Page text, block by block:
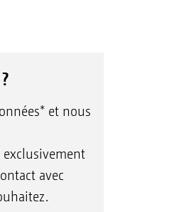
et nous
exclusivement
avec